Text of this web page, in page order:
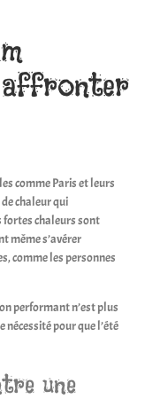
affronter
comme Paris et leurs
chaleur qui
fortes chaleurs sont
même s’avérer
comme les personnes
performantn’est plus
nécessité pour que l’été
une